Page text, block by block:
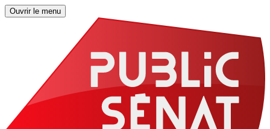
Ouvrir le menu